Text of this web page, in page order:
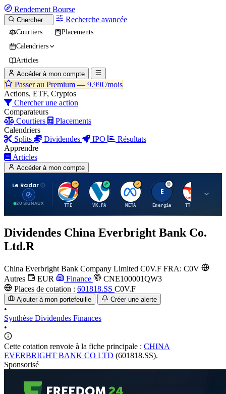
Rendement Bourse
Chercher… Recherche avancée
Courtiers
Placements
Calendriers
Articles
Accéder à mon compte
Passer au Premium — 9.99€/mois
Actions, ETF, Cryptos
Chercher une action
Comparateurs
Courtiers
Placements
Calendriers
Splits
Dividendes IPO
Résultats
Apprendre
Articles
Accéder à mon compte
Le Radar
20 SIGNAUX
T
TTE
V
VK.PA
M
META
E
Energie
T
TTE.PA
Dividendes China Everbright Bank Co.
Ltd.R
China Everbright Bank Company Limited C0V.F FRA: C0V
Autres
EUR Finance
CNE100001QW3
Places de cotation : 601818.SS C0V.F
Ajouter à mon portefeuille Créer une alerte
•
Synthèse Dividendes Finances
•
Cette cotation renvoie à la fiche principale : CHINA
EVERBRIGHT BANK CO LTD (601818.SS).
Sponsorisé